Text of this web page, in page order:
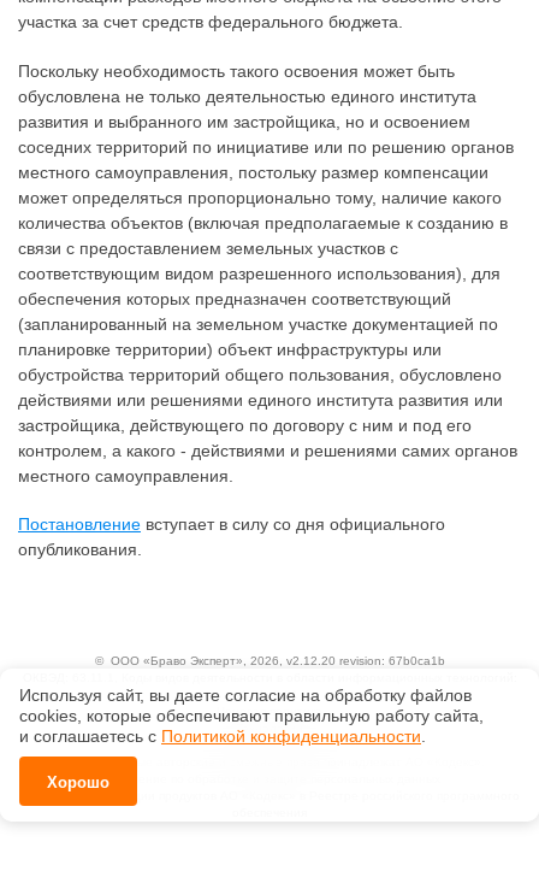
участка за счет средств федерального бюджета.
Поскольку необходимость такого освоения может быть
обусловлена не только деятельностью единого института
развития и выбранного им застройщика, но и освоением
соседних территорий по инициативе или по решению органов
местного самоуправления, постольку размер компенсации
может определяться пропорционально тому, наличие какого
количества объектов (включая предполагаемые к созданию в
связи с предоставлением земельных участков с
соответствующим видом разрешенного использования), для
обеспечения которых предназначен соответствующий
(запланированный на земельном участке документацией по
планировке территории) объект инфраструктуры или
обустройства территорий общего пользования, обусловлено
действиями или решениями единого института развития или
застройщика, действующего по договору с ним и под его
контролем, а какого - действиями и решениями самих органов
местного самоуправления.
Постановление вступает в силу со дня официального
опубликования.
© ООО «Браво Эксперт», 2026, v2.12.20 revision: 67b0ca1b
1.01, 3.01
Ценовая политика
Технологии
Исключительные авторские и смежные права принадлежат АО «Кодекс».
Положение по обработке и защите персональных данных
Справка о регистрации продуктов АО «Кодекс» в Реестре российского программного
Используя сайт, вы даете согласие на обработку файлов
сооkiеs, которые обеспечивают правильную работу сайта,
и соглашаетесь с Политикой конфиденциальности.
Хорошо